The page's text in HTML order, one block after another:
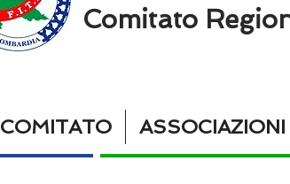
Comitato
COMITATO ASSOCIAZIONI